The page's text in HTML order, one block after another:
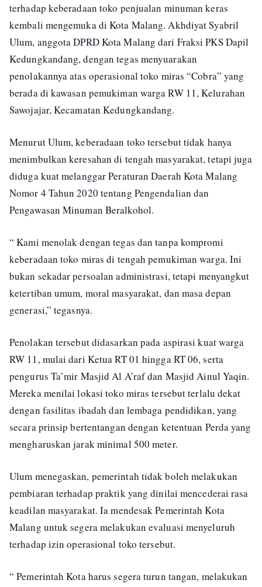
terhadap keberadaan toko penjualan minuman keras
kembali mengemuka di Kota Malang. Akhdiyat Syabril
Ulum, anggota DPRD Kota Malang dari Fraksi PKS Dapil
Kedungkandang, dengan tegas menyuarakan
penolakannya atas operasional toko miras “Cobra” yang
berada di kawasan pemukiman warga RW 11, Kelurahan
Sawojajar, Kecamatan Kedungkandang.
Menurut Ulum, keberadaan toko tersebut tidak hanya
menimbulkan keresahan di tengah masyarakat, tetapi juga
diduga kuat melanggar Peraturan Daerah Kota Malang
Nomor 4 Tahun 2020 tentang Pengendalian dan
Pengawasan Minuman Beralkohol.
“ Kami menolak dengan tegas dan tanpa kompromi
keberadaan toko miras di tengah pemukiman warga. Ini
bukan sekadar persoalan administrasi, tetapi menyangkut
ketertiban umum, moral masyarakat, dan masa depan
generasi,” tegasnya.
Penolakan tersebut didasarkan pada aspirasi kuat warga
RW 11, mulai dari Ketua RT 01 hingga RT 06, serta
pengurus Ta’mir Masjid Al A’raf dan Masjid Ainul Yaqin.
Mereka menilai lokasi toko miras tersebut terlalu dekat
dengan fasilitas ibadah dan lembaga pendidikan, yang
secara prinsip bertentangan dengan ketentuan Perda yang
mengharuskan jarak minimal 500 meter.
Ulum menegaskan, pemerintah tidak boleh melakukan
pembiaran terhadap praktik yang dinilai mencederai rasa
keadilan masyarakat. Ia mendesak Pemerintah Kota
Malang untuk segera melakukan evaluasi menyeluruh
terhadap izin operasional toko tersebut.
“ Pemerintah Kota harus segera turun tangan, melakukan